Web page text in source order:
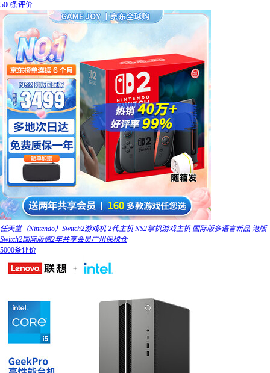
500条评价
任天堂（Nintendo）Switch2游戏机 2代主机 NS2掌机游戏主机 国际版多语言新品 港版
Switch2国际版赠2年共享会员广州保税仓
5000条评价